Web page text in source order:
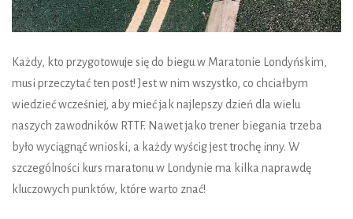
Każdy, kto przygotowuje się do biegu w Maratonie Londyńskim,
musi przeczytać ten post! Jest w nim wszystko, co chciałbym
wiedzieć wcześniej, aby mieć jak najlepszy dzień dla wielu
naszych zawodników RTTF. Nawet jako trener biegania trzeba
było wyciągnąć wnioski, a każdy wyścig jest trochę inny. W
szczególności kurs maratonu w Londynie ma kilka naprawdę
kluczowych punktów, które warto znać!